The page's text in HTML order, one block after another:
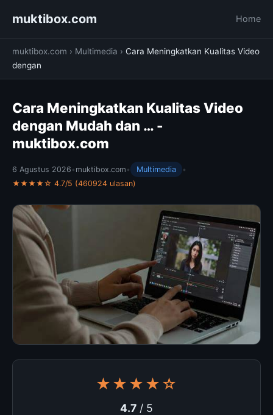
muktibox.com Home
muktibox.com › Multimedia › Cara Meningkatkan Kualitas Video
dengan
Cara Meningkatkan Kualitas Video
dengan Mudah dan … -
muktibox.com
6 Agustus 2026 • muktibox.com • Multimedia
•
★★★★☆ 4.7/5 (460924 ulasan)
★★★★☆
4.7 / 5